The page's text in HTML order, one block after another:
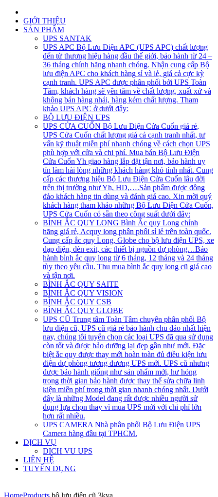
GIỚI THIỆU
SẢN PHẨM
UPS SANTAK
UPS APC Bộ Lưu Điện APC (UPS APC) chất lượng
đến từ thương hiệu hàng đầu thế giới, bảo hành từ 24 –
36 tháng chính hãng nhanh chóng. Nhận cung cấp Bộ
lưu điện APC cho khách hàng sỉ và lẻ, giá cả cực kỳ
cạnh tranh. UPS APC được phân phối bởi UPS Toàn
Tâm, khách hàng sẽ yên tâm về chất lượng, xuất xứ và
không bán hàng nhái, hàng kém chất lượng. Tham
khảo UPS APC ở dưới đây:
BỘ LƯU ĐIỆN UPS
UPS CỬA CUỐN Bộ Lưu Điện Cửa Cuốn giá rẻ,
UPS Cửa Cuốn chất lượng giá cả cạnh tranh nhất, tư
vấn kỹ thuật miễn phí nhanh chóng về cách chọn UPS
phù hợp với cửa và chi phí. Mua bán Bộ Lưu Điện
Cửa Cuốn Yh giao hàng lắp đặt tận nơi, bảo hành uy
tín làm hài lòng những khách hàng khó tính nhất. Cung
cấp các thương hiệu Bộ Lưu Điện Cửa Cuốn lâu đời
trên thị trường như Yh, HD,….Sản phẩm được đông
đảo khách hàng tin dùng và đánh giá cao. Xin mời quý
khách hàng tham khảo những Bộ Lưu Điện Cửa Cuốn,
UPS Cửa Cuốn có sẵn theo công suất dưới đây:
BÌNH ẮC QUY LONG Bình Ắc quy Long chính
hãng giá rẻ, Acquy long phân phối sỉ lẻ trên toàn quốc.
Cung cấp ắc quy Long, Globe cho bộ lưu điện UPS, xe
đạp điện, đèn exit, các thiết bị nguồn dự phòng…Bảo
hành bình ắc quy long từ 6 tháng, 12 tháng và 24 tháng
tùy theo yêu cầu. Thu mua bình ắc quy long cũ giá cao
và tận nơi.
BÌNH ẮC QUY SAITE
BÌNH ẮC QUY VISION
BÌNH ẮC QUY CSB
BÌNH ẮC QUY GLOBE
UPS CŨ Trung tâm Toàn Tâm chuyên phân phối Bộ
lưu điện cũ, UPS cũ giá rẻ bảo hành chu đáo nhất hiện
nay, chúng tôi tuyển chọn các loại UPS đã qua sử dụng
còn tốt và được bảo dưỡng lại đẹp gần như mới. Đặc
biệt ắc quy được thay mới hoàn toàn đủ điều kiện lưu
điện dự phòng tương đương UPS mới. UPS cũ nhưng
được bảo hành giống như sản phẩm mới, hư hỏng
trong thời gian bảo hành được thay thế sửa chữa linh
kiện miễn phí trong thời gian nhanh chóng nhất. Dưới
đây là những Model đang rất được nhiều người sử
dụng lựa chọn thay vì mua UPS mới với chi phí lớn
hơn rất nhiều.
UPS CAMERA Nhà phân phối Bộ Lưu Điện UPS
Camera hàng đầu tại TPHCM.
DỊCH VỤ
DICH VU UPS
LIÊN HỆ
TUYỂN DỤNG
HomeProducts bộ lưu điện cũ 3kva